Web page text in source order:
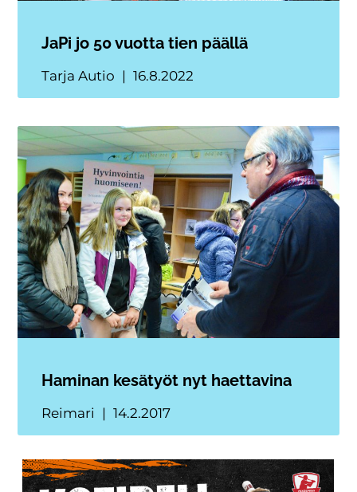
JaPi jo 50 vuotta tien päällä
Tarja Autio 16.8.2022
Haminan kesätyöt nyt haettavina
Reimari 14.2.2017